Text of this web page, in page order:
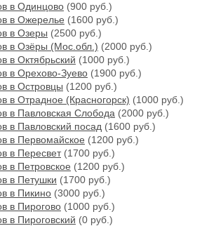
в Одинцово (900 руб.)
в Ожерелье (1600 руб.)
в Озеры (2500 руб.)
в Озёры (Мос.обл.) (2000 руб.)
в Октябрьский (1000 руб.)
в Орехово-Зуево (1900 руб.)
в Островцы (1200 руб.)
в Отрадное (Красногорск) (1000 руб.)
в Павловская Слобода (2000 руб.)
в Павловский посад (1600 руб.)
в Первомайское (1200 руб.)
в Пересвет(1700 руб.)
в Петровское (1200 руб.)
в Петушки (1700 руб.)
в Пикино (3000 руб.)
в Пирогово (1000 руб.)
в Пироговский (0 руб.)